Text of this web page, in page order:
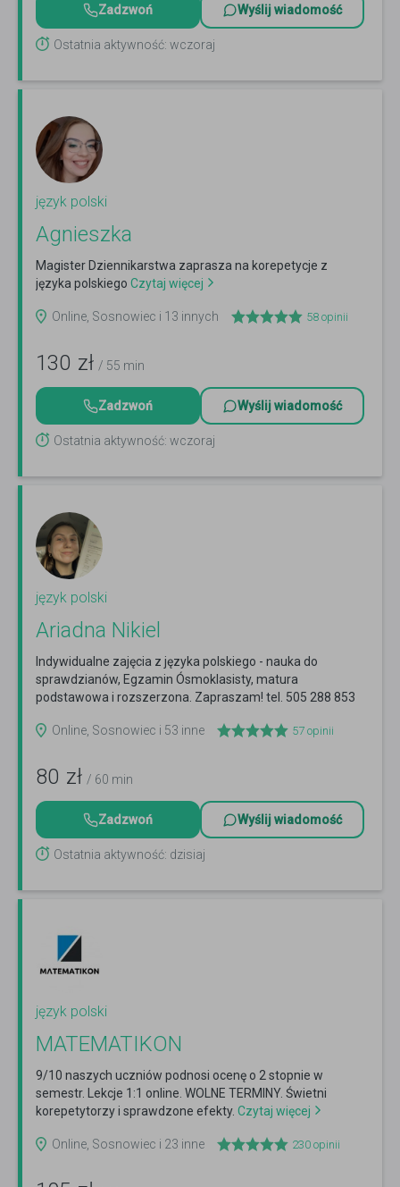
Zadzwoń Wyślij wiadomość
Ostatnia aktywność: wczoraj
język polski
Agnieszka
Magister Dziennikarstwa zaprasza na korepetycje z
języka polskiego Czytaj więcej
Online, Sosnowiec i 13 innych 58 opinii
130 zł / 55 min
Zadzwoń Wyślij wiadomość
Ostatnia aktywność: wczoraj
język polski
Ariadna Nikiel
Indywidualne zajęcia z języka polskiego - nauka do
sprawdzianów, Egzamin Ósmoklasisty, matura
podstawowa i rozszerzona. Zapraszam! tel. 505 288 853
Online, Sosnowiec i 53 inne
57 opinii
80 zł / 60 min
Zadzwoń Wyślij wiadomość
Ostatnia aktywność: dzisiaj
język polski
MATEMATIKON
9/10 naszych uczniów podnosi ocenę o 2 stopnie w
semestr. Lekcje 1:1 online. WOLNE TERMINY. Świetni
korepetytorzy i sprawdzone efekty. Czytaj więcej
Online, Sosnowiec i 23 inne 230 opinii